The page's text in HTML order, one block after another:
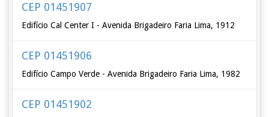
CEP 01451907
Edifício Cal Center I - Avenida Brigadeiro Faria Lima, 1912
CEP 01451906
Edifício Campo Verde - Avenida Brigadeiro Faria Lima, 1982
CEP 01451902